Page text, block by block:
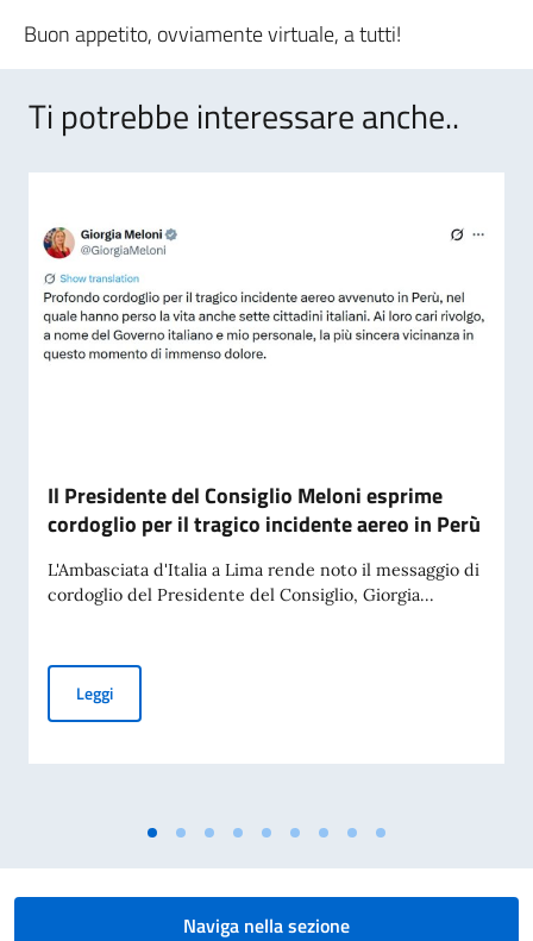
Buon appetito, ovviamente virtuale, a tutti!
Ti potrebbe interessare anche..
Il Presidente del Consiglio Meloni esprime
cordoglio per il tragico incidente aereo in Perù
L'Ambasciata d'Italia a Lima rende noto il messaggio di
cordoglio del Presidente del Consiglio, Giorgia...
LeggiIl Presidente del Consiglio Meloni esprime cordoglio per il
Naviga nella sezione